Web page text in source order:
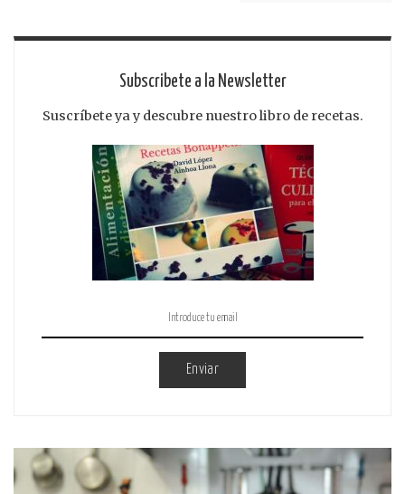
Subscribete a la Newsletter
Suscríbete ya y descubre nuestro libro de recetas.
Enviar